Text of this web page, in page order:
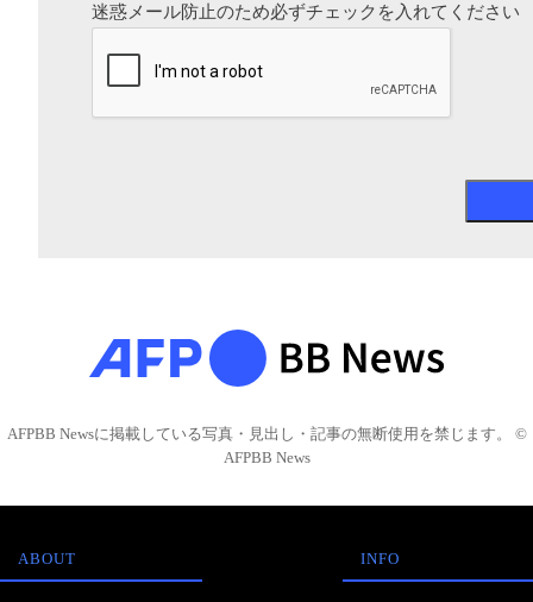
迷惑メール防止のため必ずチェックを入れてください
AFPBB Newsに掲載している写真・見出し・記事の無断使用を禁じます。 ©
AFPBB News
ABOUT INFO